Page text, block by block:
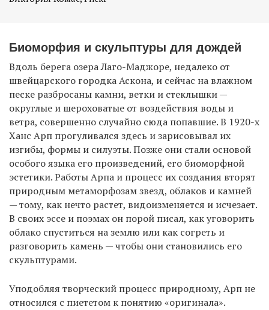
Биоморфия и скульптуры для дождей
Вдоль берега озера Лаго-Маджоре, недалеко от
швейцарского городка Аскона, и сейчас на влажном
песке разбросаны камни, ветки и стеклышки —
округлые и шероховатые от воздействия воды и
ветра, совершенно случайно сюда попавшие. В 1920-х
Ханс Арп прогуливался здесь и зарисовывал их
изгибы, формы и силуэты. Позже они стали основой
особого языка его произведений, его биоморфной
эстетики. Работы Арпа и процесс их создания вторят
природным метаморфозам звезд, облаков и камней
— тому, как нечто растет, видоизменяется и исчезает.
В своих эссе и поэмах он порой писал, как уговорить
облако спуститься на землю или как согреть и
разговорить камень — чтобы они становились его
скульптурами.
Уподобляя творческий процесс природному, Арп не
относился с пиететом к понятию «оригинала».